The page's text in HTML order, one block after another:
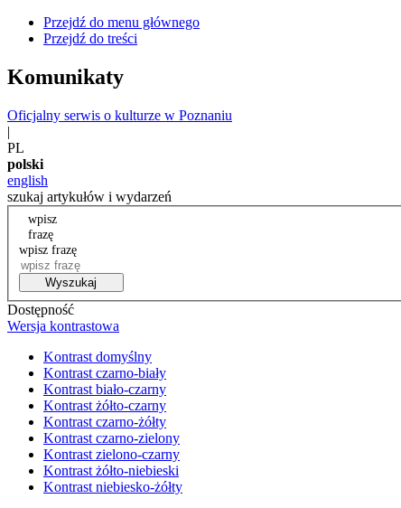
Przejdź do menu głównego
Przejdź do treści
Komunikaty
Oficjalny serwis o kulturze w Poznaniu
|
PL
polski
english
szukaj artykułów i wydarzeń
wpisz
frazę
wpisz frazę
Wyszukaj
Dostępność
Wersja kontrastowa
Kontrast domyślny
Kontrast czarno-biały
Kontrast biało-czarny
Kontrast żółto-czarny
Kontrast czarno-żółty
Kontrast czarno-zielony
Kontrast zielono-czarny
Kontrast żółto-niebieski
Kontrast niebiesko-żółty